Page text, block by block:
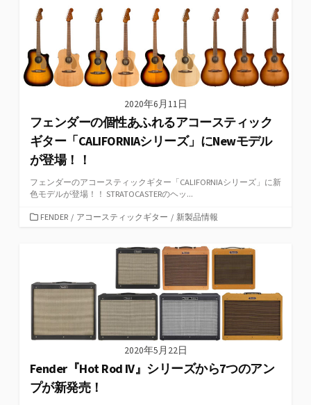
リ
ー
2020年6月11日
フェンダーの個性あふれるアコースティック
ギター「CALIFORNIAシリーズ」にNewモデル
が登場！！
フェンダーのアコースティックギター「CALIFORNIAシリーズ」に新
色モデルが登場！！ STRATOCASTERのヘッ...
カFENDER / アコースティックギター / 新製品情報
2020年5月22日
Fender『Hot Rod IV』シリーズから7つのアン
プが新発売！